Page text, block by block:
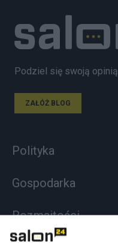
Podziel się swoją opinią
ZAŁÓŻ BLOG
Polityka
Gospodarka
Rozmaitości